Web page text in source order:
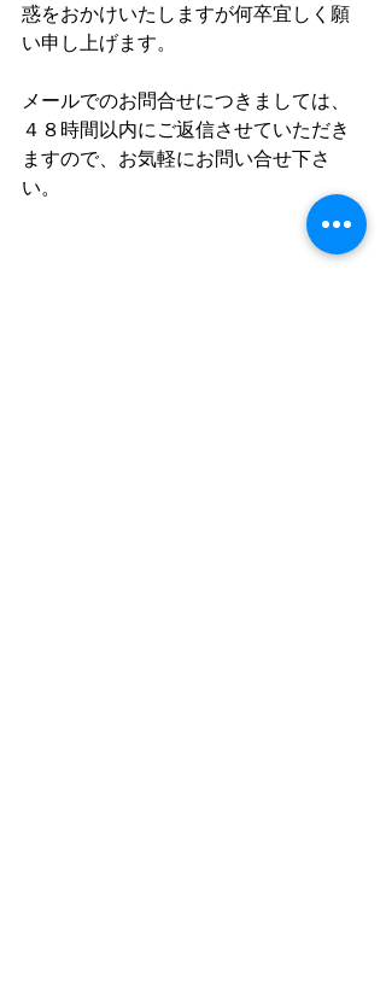
惑をおかけいたしますが何卒宜しく願
い申し上げます。
メールでのお問合せにつきましては、
４８時間以内にご返信させていただき
ますので、お気軽にお問い合せ下さ
い。